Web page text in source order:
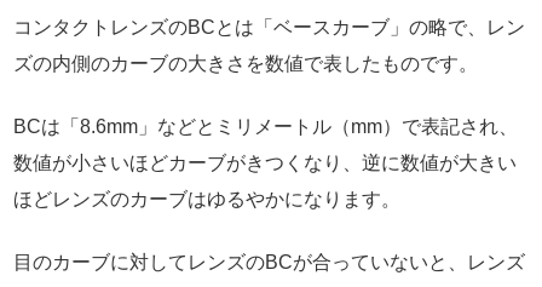
コンタクトレンズのBCとは「ベースカーブ」の略で、レン
ズの内側のカーブの大きさを数値で表したものです。
BCは「8.6mm」などとミリメートル（mm）で表記され、
数値が小さいほどカーブがきつくなり、逆に数値が大きい
ほどレンズのカーブはゆるやかになります。
目のカーブに対してレンズのBCが合っていないと、レンズ